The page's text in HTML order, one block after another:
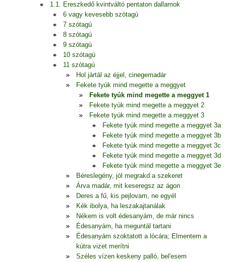
1.1. Ereszkedő kvintváltó pentaton dallamok
6 vagy kevesebb szótagú
7 szótagú
8 szótagú
9 szótagú
10 szótagú
11 szótagú
Hol jártál az éjjel, cinegemadár
Fekete tyúk mind megette a meggyet
Fekete tyúk mind megette a meggyet 1
Fekete tyúk mind megette a meggyet 2
Fekete tyúk mind megette a meggyet 3
Fekete tyúk mind megette a meggyet 3a
Fekete tyúk mind megette a meggyet 3b
Fekete tyúk mind megette a meggyet 3c
Fekete tyúk mind megette a meggyet 3d
Fekete tyúk mind megette a meggyet 3e
Béreslegény, jól megrakd a szekeret
Árva madár, mit keseregsz az ágon
Deres a fű, kis pejlovam, ne egyél
Kék ibolya, ha leszakajtanálak
Nékem is volt édesanyám, de már nincs
Édesanyám, ha meguntál tartani
Édesanyám szoktatott a lócára; Elmentem a
kútra vizet merítni
Széles vízen keskeny palló, bel'esem